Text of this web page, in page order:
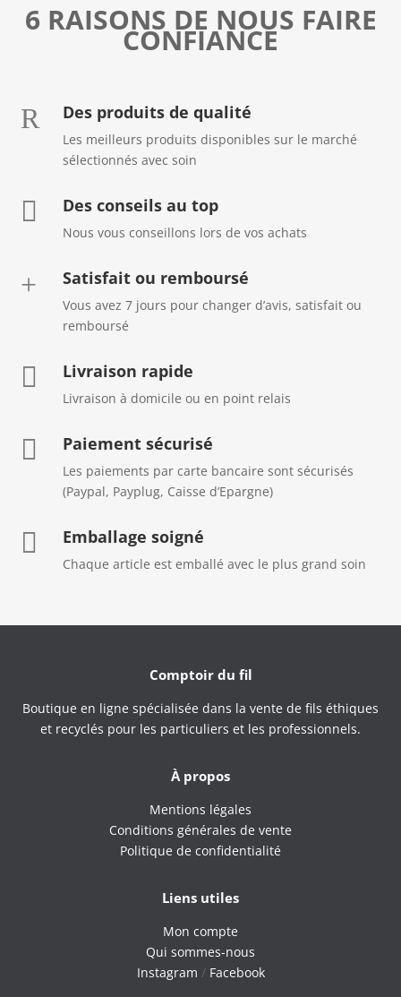
6 RAISONS DE NOUS FAIRE
CONFIANCE
R Des produits de qualité
Les meilleurs produits disponibles sur le marché
sélectionnés avec soin
 Des conseils au top
Nous vous conseillons lors de vos achats
+ Satisfait ou remboursé
Vous avez 7 jours pour changer d’avis, satisfait ou
remboursé
 Livraison rapide
Livraison à domicile ou en point relais
 Paiement sécurisé
Les paiements par carte bancaire sont sécurisés
(Paypal, Payplug, Caisse d’Epargne)
 Emballage soigné
Chaque article est emballé avec le plus grand soin
Comptoir du fil
Boutique en ligne spécialisée dans la vente de fils éthiques
et recyclés pour les particuliers et les professionnels.
À propos
Mentions légales
Conditions générales de vente
Politique de confidentialité
Liens utiles
Mon compte
Qui sommes-nous
Instagram / Facebook